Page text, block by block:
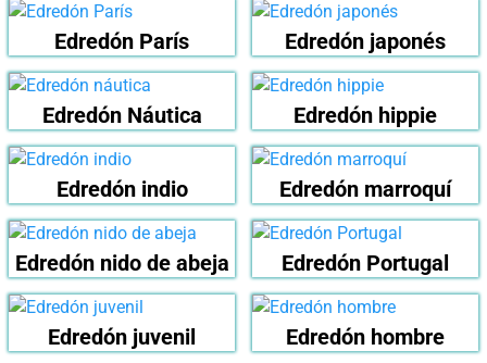
Edredón París Edredón japonés
Edredón Náutica Edredón hippie
Edredón indio Edredón marroquí
Edredón nido de abeja Edredón Portugal
Edredón juvenil Edredón hombre